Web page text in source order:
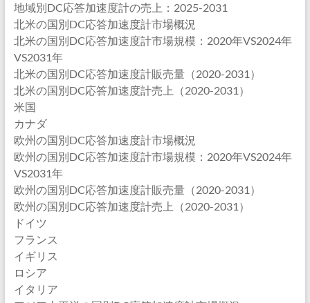
地域別DC応答加速度計の売上：2025-2031
北米の国別DC応答加速度計市場概況
北米の国別DC応答加速度計市場規模：2020年VS2024年
VS2031年
北米の国別DC応答加速度計販売量（2020-2031）
北米の国別DC応答加速度計売上（2020-2031）
米国
カナダ
欧州の国別DC応答加速度計市場概況
欧州の国別DC応答加速度計市場規模：2020年VS2024年
VS2031年
欧州の国別DC応答加速度計販売量（2020-2031）
欧州の国別DC応答加速度計売上（2020-2031）
ドイツ
フランス
イギリス
ロシア
イタリア